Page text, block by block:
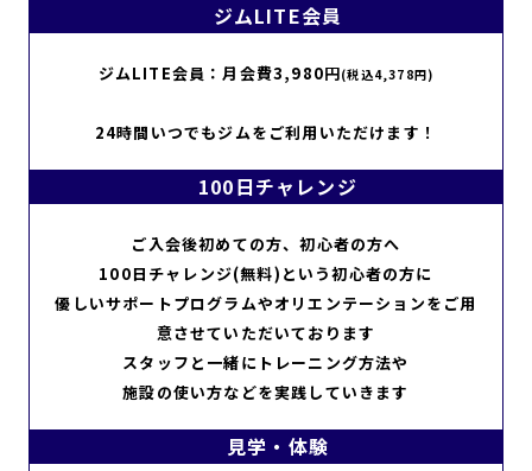
ジムLITE会員
ジムLITE会員：月会費3,980円(税込4,378円)
24時間いつでもジムをご利用いただけます！
100日チャレンジ
ご入会後初めての方、初心者の方へ
100日チャレンジ(無料)という初心者の方に
優しいサポートプログラムやオリエンテーションをご用
意させていただいております
スタッフと一緒にトレーニング方法や
施設の使い方などを実践していきます
見学・体験